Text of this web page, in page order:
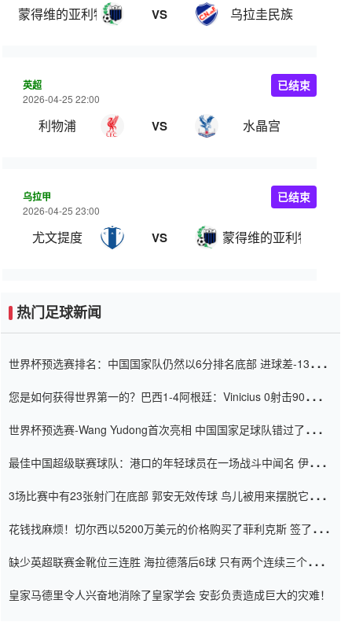
蒙得维的亚利物浦 VS 乌拉圭民族
英超
2026-04-25 22:00
利物浦 VS 水晶宫
已结束
乌拉甲
2026-04-25 23:00
尤文提度 VS 蒙得维的亚利物浦
已结束
热门足球新闻
世界杯预选赛排名：中国国家队仍然以6分排名底部 进球差-13令人
您是如何获得世界第一的？巴西1-4阿根廷：Vinicius 0射击90分钟
世界杯预选赛-Wang Yudong首次亮相 中国国家足球队错过了世界
最佳中国超级联赛球队：港口的年轻球员在一场战斗中闻名 伊万放
3场比赛中有23张射门在底部 郭安无效传球 鸟儿被用来摆脱它
花钱找麻烦！切尔西以5200万美元的价格购买了菲利克斯 签了7年
缺少英超联赛金靴位三连胜 海拉德落后6球 只有两个连续三个连续
皇家马德里令人兴奋地消除了皇家学会 安彭负责造成巨大的灾难！